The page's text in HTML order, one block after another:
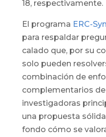
18, respectivamente.
El programa ERC-
para respaldar
calado que, por su
solo pueden
combinación de
complementarios
investigadoras
una propuesta
fondo cómo se